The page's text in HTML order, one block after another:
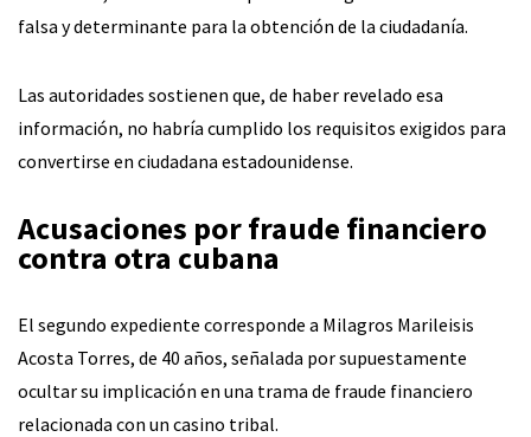
falsa y determinante para la obtención de la ciudadanía.
Las autoridades sostienen que, de haber revelado esa
información, no habría cumplido los requisitos exigidos para
convertirse en ciudadana estadounidense.
Acusaciones por fraude financiero
contra otra cubana
El segundo expediente corresponde a Milagros Marileisis
Acosta Torres, de 40 años, señalada por supuestamente
ocultar su implicación en una trama de fraude financiero
relacionada con un casino tribal.